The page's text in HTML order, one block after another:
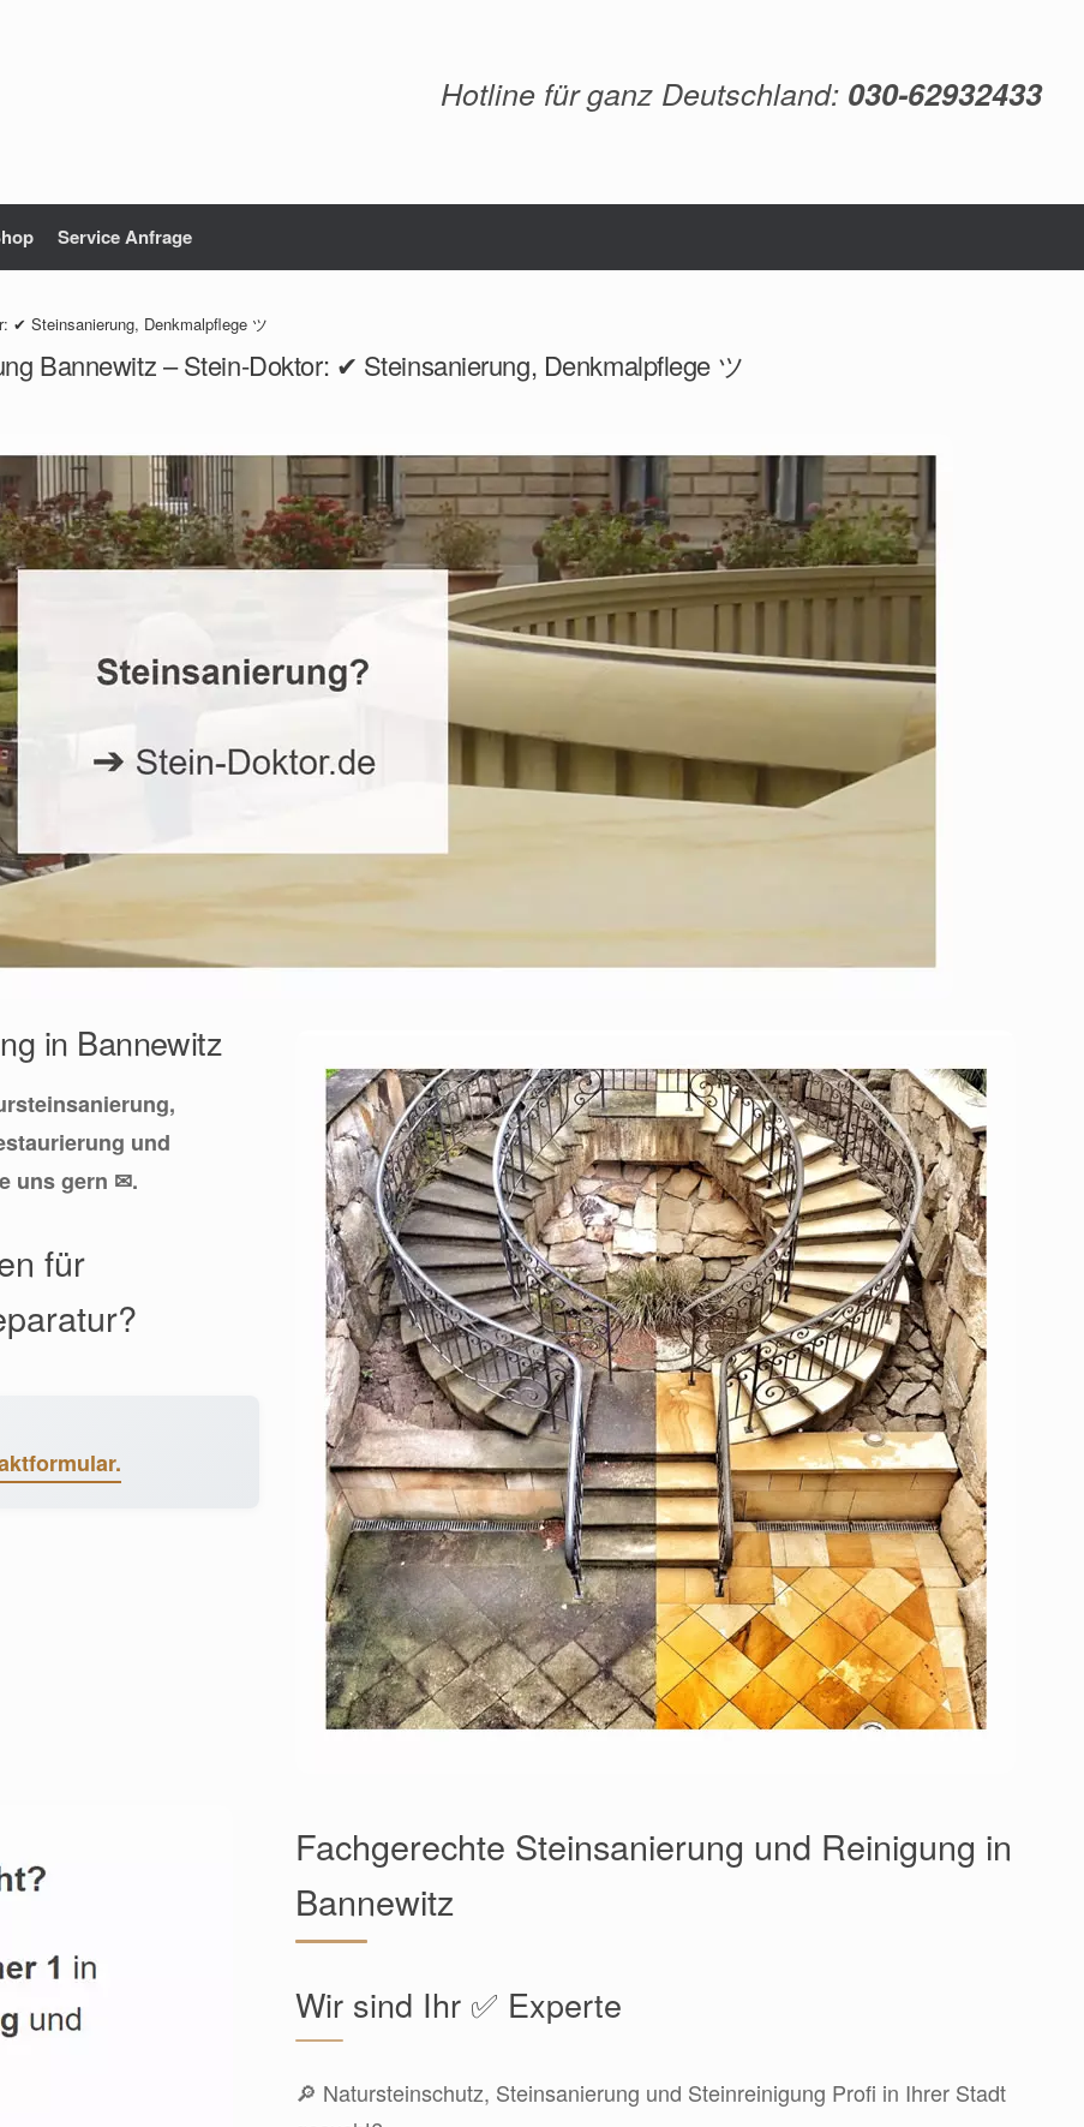
Hotline für ganz Deutschland: 030-62932433
Service Anfrage
✔ Steinsanierung, Denkmalpflege ツ
Bannewitz – Stein-Doktor: ✔ Steinsanierung, Denkmalpflege ツ
in Bannewitz
und
uns gern ✉.
für
Fachgerechte Steinsanierung und Reinigung in
Bannewitz
Wir sind Ihr ✅ Experte
🔎 Natursteinschutz, Steinsanierung und Steinreinigung Profi in Ihrer Stadt